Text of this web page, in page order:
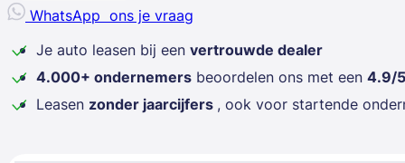
WhatsApp ons je vraag
Je auto leasen bij een vertrouwde dealer
4.000+ ondernemers beoordelen ons met een 4.9/5
Leasen zonder jaarcijfers , ook voor startende